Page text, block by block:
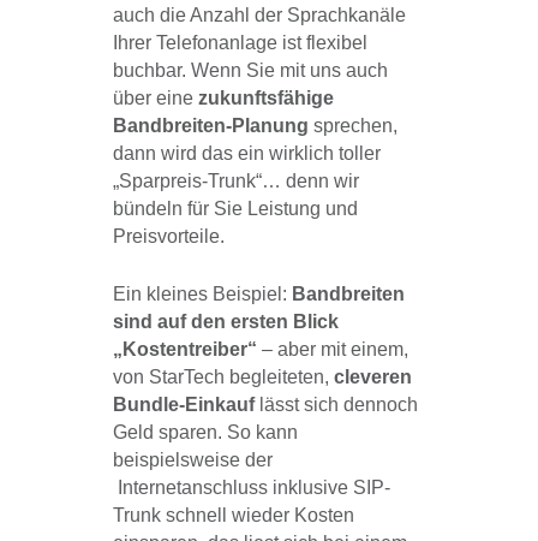
auch die Anzahl der Sprachkanäle
Ihrer Telefonanlage ist flexibel
buchbar. Wenn Sie mit uns auch
über eine zukunftsfähige
Bandbreiten-Planung sprechen,
dann wird das ein wirklich toller
„Sparpreis-Trunk“… denn wir
bündeln für Sie Leistung und
Preisvorteile.
Ein kleines Beispiel: Bandbreiten
sind auf den ersten Blick
„Kostentreiber“ – aber mit einem,
von StarTech begleiteten, cleveren
Bundle-Einkauflässt sich dennoch
Geld sparen. So kann
beispielsweise der
Internetanschluss inklusive SIP-
Trunk schnell wieder Kosten